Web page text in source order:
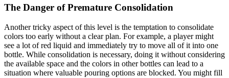
The Danger of Premature Consolidation
Another tricky aspect of this level is the temptation to consolidate
colors too early without a clear plan. For example, a player might
see a lot of red liquid and immediately try to move all of it into one
bottle. While consolidation is necessary, doing it without considering
the available space and the colors in other bottles can lead to a
situation where valuable pouring options are blocked. You might fill